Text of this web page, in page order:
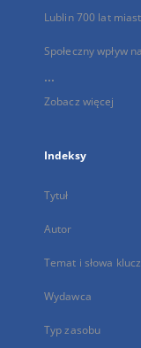
Lublin 700 lat
Społeczny wpływ
...
Zobacz więcej
Indeksy
Tytuł
Autor
Temat i słowa
Wydawca
Typ zasobu